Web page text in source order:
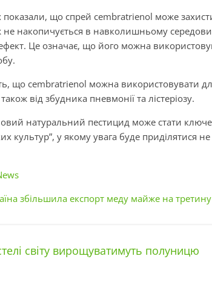
що спрей cembratrienol може
не накопичується в навколишньому
Це означає, що його можна
що cembratrienol можна використовувати для
від збудника пневмонії та лістеріозу.
натуральний пестицид може стати
культур”, у якому увага буде приділятися
збільшила експорт меду майже на третину
світу вирощуватимуть полуницю